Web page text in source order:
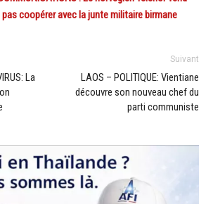
coopérer avec la junte militaire birmane
La
Suivant
LAOS – POLITIQUE: Vientiane
découvre son nouveau chef du
parti communiste